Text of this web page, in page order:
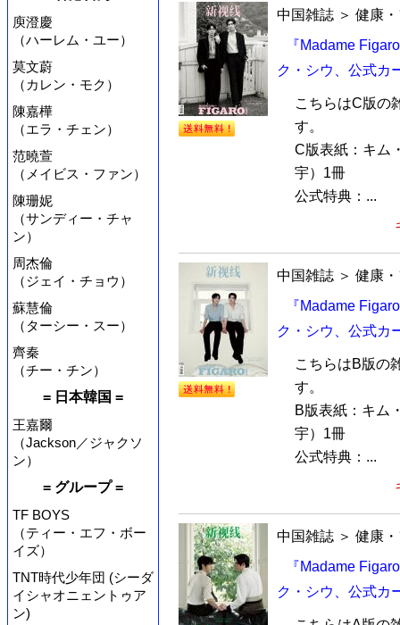
庾澄慶
（ハーレム・ユー）
莫文蔚
（カレン・モク）
陳嘉樺
（エラ・チェン）
范曉萱
（メイビス・ファン）
陳珊妮
（サンディー・チャ
ン）
周杰倫
（ジェイ・チョウ）
蘇慧倫
（ターシー・スー）
齊秦
（チー・チン）
= 日本韓国 =
王嘉爾
（Jackson／ジャクソ
ン）
= グループ =
TF BOYS
（ティー・エフ・ボー
イズ）
TNT時代少年団 (シーダ
イシャオニェントゥア
ン)
中国雑誌 ＞ 健康
『Madame
ク・シウ、公式カ
こちらはC版の
す。
C版表紙：キム
宇）1冊
公式特典：...
中国雑誌 ＞ 健康
『Madame
ク・シウ、公式カ
こちらはB版の
す。
B版表紙：キム
宇）1冊
公式特典：...
中国雑誌 ＞ 健康
『Madame
ク・シウ、公式カ